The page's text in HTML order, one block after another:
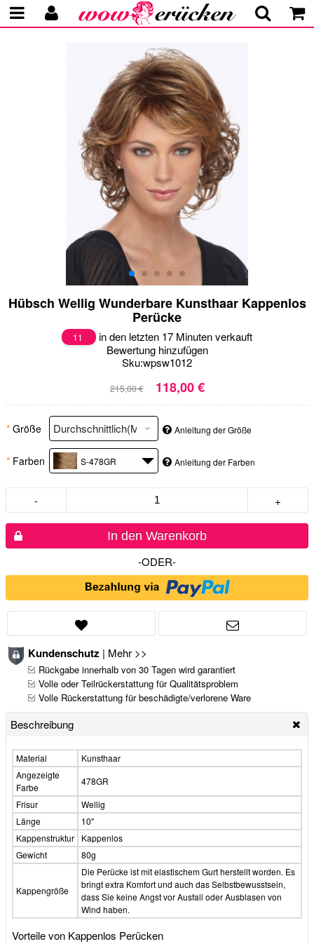
Hübsch Wellig Wunderbare Kunsthaar Kappenlos
Perücke
11
in den letzten 17 Minuten verkauft
Bewertung hinzufügen
Sku:wpsw1012
215,00 € 118,00 €
* Größe Anleitung der Größe
* Farben S-478GR Anleitung der Farben
- +
In den Warenkorb
-ODER-
Kundenschutz | Mehr >>
Rückgabe innerhalb von 30 Tagen wird garantiert
Volle oder Teilrückerstattung für Qualitätsproblem
Volle Rückerstattung für beschädigte/verlorene Ware
Beschreibung
Material
Kunsthaar
Angezeigte
Farbe
478GR
Frisur
Wellig
Länge
10"
Kappenstruktur
Kappenlos
Gewicht
80g
Kappengröße
Die Perücke ist mit elastischem Gurt herstellt worden. Es
bringt extra Komfort und auch das Selbstbewusstsein,
dass Sie keine Angst vor Ausfall oder Ausblasen von
Wind haben.
Vorteile von Kappenlos Perücken